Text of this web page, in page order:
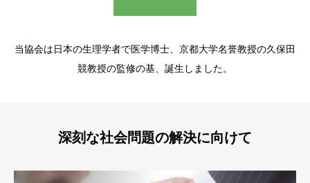
当協会は日本の生理学者で医学博士、京都大学名誉教授の久保田
競教授の監修の基、誕生しました。
深刻な社会問題の解決に向けて